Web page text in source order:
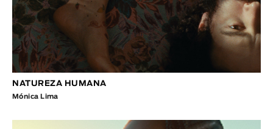
NATUREZA HUMANA
Mónica Lima